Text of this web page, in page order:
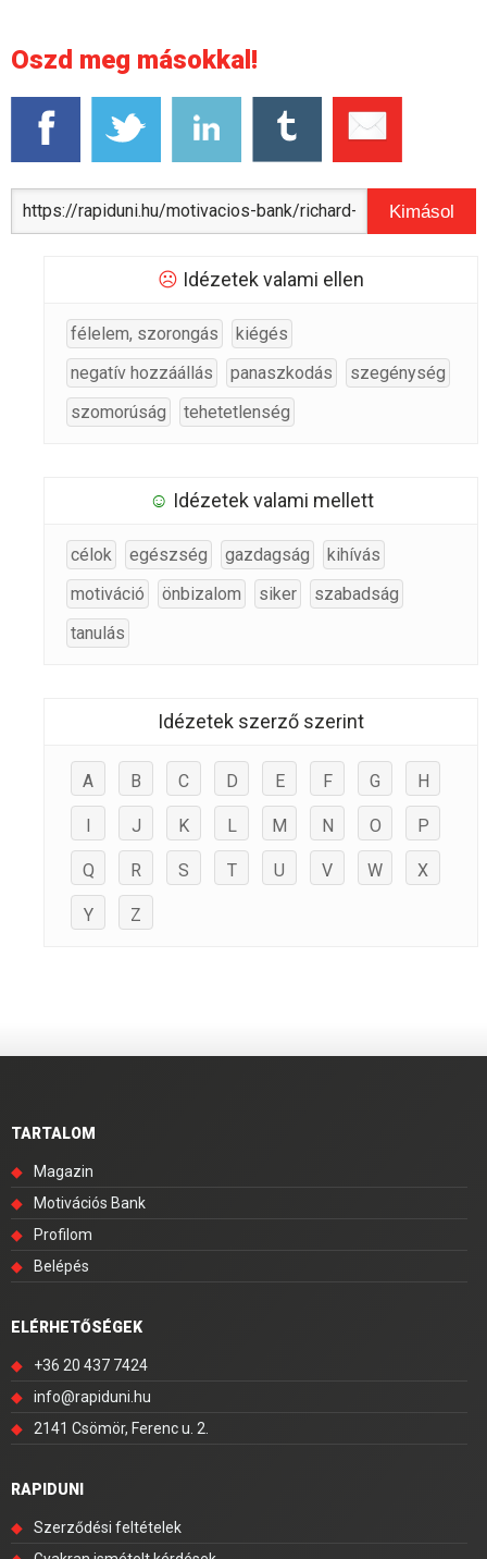
Oszd meg másokkal!
Kimásol
☹ Idézetek valami ellen
félelem, szorongás
kiégés
negatív hozzáállás
panaszkodás
szegénység
szomorúság
tehetetlenség
☺ Idézetek valami mellett
célok egészség gazdagság
kihívás
motiváció
önbizalom siker
szabadság
tanulás
Idézetek szerző szerint
A B C D E F G H
I J K L M N O P
Q R S T U V W X
Y Z
TARTALOM
◆
Magazin
◆
Motivációs Bank
◆
Profilom
◆
Belépés
ELÉRHETŐSÉGEK
◆
+36 20 437 7424
◆
info@rapiduni.hu
◆
2141 Csömör, Ferenc u. 2.
RAPIDUNI
◆
Szerződési feltételek